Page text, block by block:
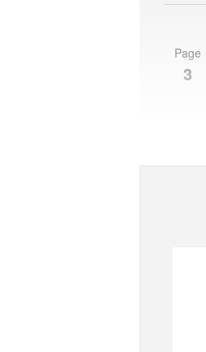
Page
3